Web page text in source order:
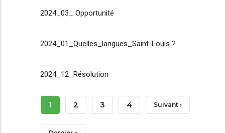
2024_03_ Opportunité
2024_01_Quelles_langues_Saint-Louis ?
2024_12_Résolution
Pagination
Page
Courante
1 Page
2 Page
3 Page
4 Page
Suivant ›